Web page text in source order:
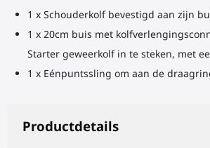
1 x Schouderkolf bevestigd aan zijn
1 x 20cm buis met
Starter geweerkolfin te steken, met
1 x Eénpuntssling om aan de
Productdetails